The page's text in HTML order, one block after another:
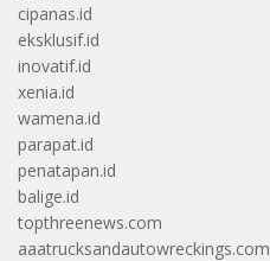
cipanas.id
eksklusif.id
inovatif.id
xenia.id
wamena.id
parapat.id
penatapan.id
balige.id
topthreenews.com
aaatrucksandautowreckings.com